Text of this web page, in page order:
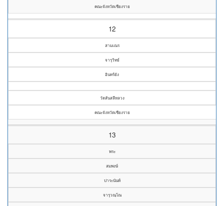
คณะจังหวัดเชียงราย
12
สามเณร
จารุวิทย์
อินทร์ยัง
วัดสันสลีหลวง
คณะจังหวัดเชียงราย
13
พระ
สมพงษ์
ปาระนันท์
จารุวณฺโณ